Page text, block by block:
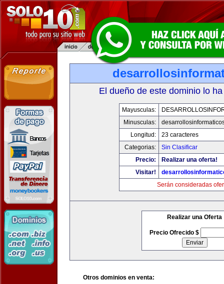
El dueño de este dominio lo
Mayusculas:
Minusculas:
Longitud:
23 caracteres
Categorias:
Sin Clasificar
Precio:
Realizar una oferta!
Visitar!
Serán consideradas
Realizar una Oferta
Precio Ofrecido $
Otros dominios en venta: